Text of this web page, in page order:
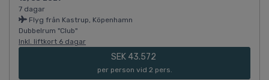
7 dagar
Flyg från Kastrup, Köpenhamn
Dubbelrum "Club"
Inkl. liftkort 6 dagar
SEK 43.572
per person vid 2 pers.